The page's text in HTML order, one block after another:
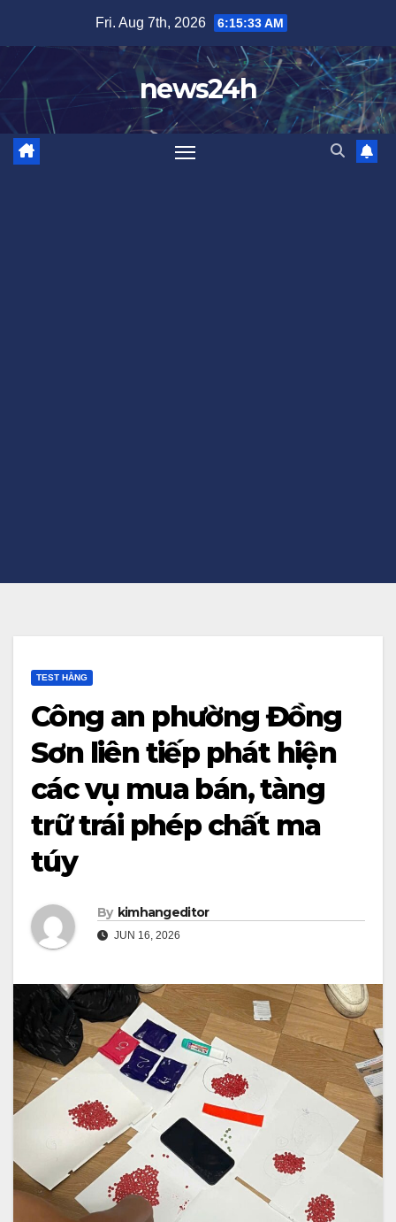
content
Fri. Aug 7th, 2026 6:15:36 AM
news24h
TEST HẰNG
Công an phường Đồng
Sơn liên tiếp phát hiện
các vụ mua bán, tàng
trữ trái phép chất ma
túy
By kimhangeditor
JUN 16, 2026